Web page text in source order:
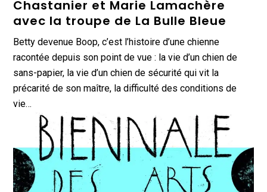
Chastanier et Marie Lamachère
avec la troupe de La Bulle Bleue
Betty devenue Boop, c’est l’histoire d’une chienne
racontée depuis son point de vue : la vie d’un chien de
sans-papier, la vie d’un chien de sécurité qui vit la
précarité de son maître, la difficulté des conditions de
vie…